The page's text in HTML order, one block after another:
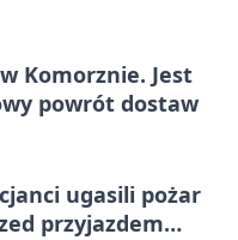
Komorznie. Jest
powrót dostaw
ugasili pożar
przyjazdem